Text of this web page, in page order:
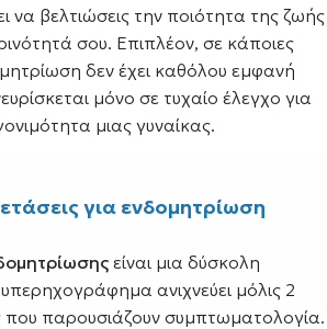
να βελτιώσεις την ποιότητα της ζωής
σου. Επιπλέον, σε κάποιες
δεν έχει καθόλου εμφανή
μόνο σε τυχαίο έλεγχο για
μιας γυναίκας.
για ενδομητρίωση
είναι μια δύσκολη
ανιχνεύει μόλις 2
που παρουσιάζουν συμπτωματολογία.